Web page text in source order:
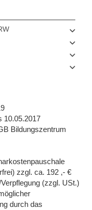
10.05.2017
Bildungszentrum
zzgl. ca. 192 ,- €
(zzgl. USt.)
durch das